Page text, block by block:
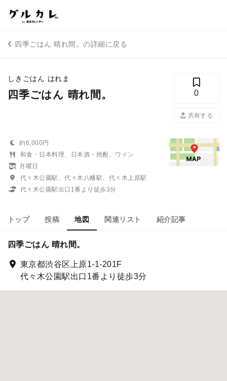
四季ごはん 晴れ間。の詳細に戻る
しきごはん はれま
四季ごはん 晴れ間。 0
共有する
約6,000円
和食・日本料理、日本酒・焼酎、ワイン
月曜日
代々木公園駅、代々木八幡駅、代々木上原駅
代々木公園駅出口1番より徒歩3分
トップ 投稿 地図 関連リスト 紹介記事
四季ごはん 晴れ間。
東京都渋谷区上原1-1-201F
代々木公園駅出口1番より徒歩3分